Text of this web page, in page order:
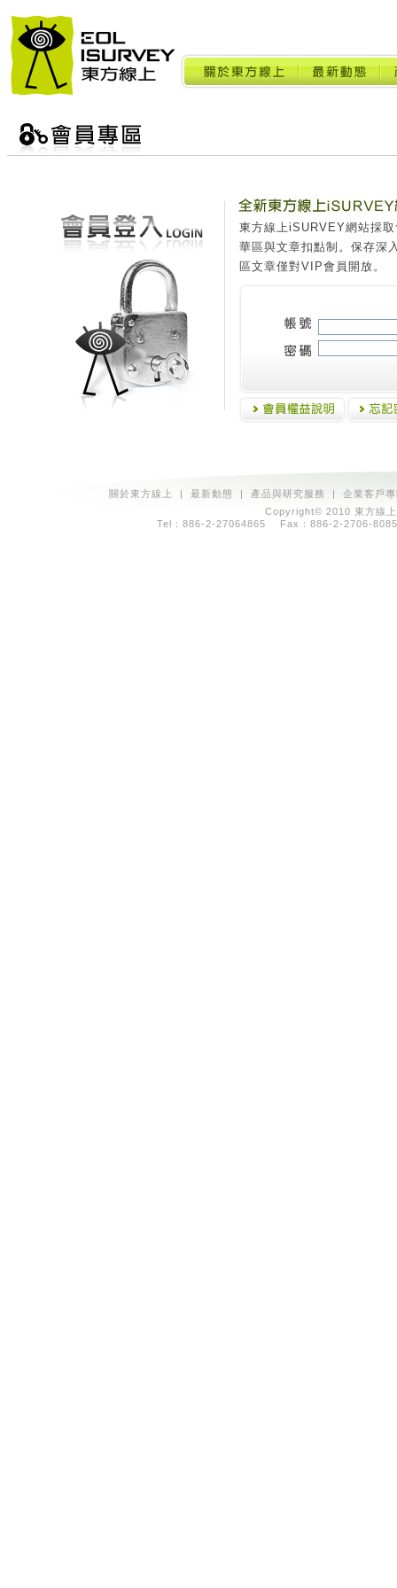
東方線上iSURVEY網站採
華區與文章扣點制。保存深
區文章僅對VIP會員開放。
關於東方線上 | 最新動態 | 產品與研究服務 | 企業客戶
Copyright© 2010 東方線
Tel：886-2-27064865 Fax：886-2-2706-